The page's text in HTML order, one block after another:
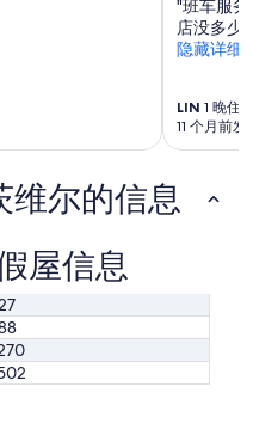
"班车服
店没多少
隐藏详细
LIN 1 晚住
11 个月前发
维尔的信息
屋信息